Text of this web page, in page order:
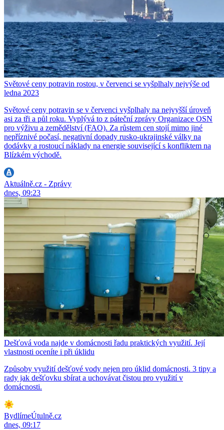
Světové ceny potravin rostou, v červenci se vyšplhaly nejvýše od
ledna 2023
Světové ceny potravin se v červenci vyšplhaly na nejvyšší úroveň
asi za tři a půl roku. Vyplývá to z páteční zprávy Organizace OSN
pro výživu a zemědělství (FAO). Za růstem cen stojí mimo jiné
nepříznivé počasí, negativní dopady rusko-ukrajinské války na
dodávky a rostoucí náklady na energie související s konfliktem na
Blízkém východě.
Aktuálně.cz - Zprávy
dnes, 09:23
Dešťová voda najde v domácnosti řadu praktických využití. Její
vlastnosti oceníte i při úklidu
Způsoby využití dešťové vody nejen pro úklid domácnosti. 3 tipy a
rady jak dešťovku sbírat a uchovávat čistou pro využití v
domácnosti.
BydlímeÚtulně.cz
dnes, 09:17